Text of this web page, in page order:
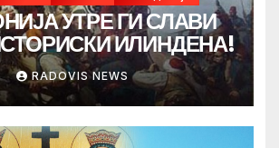
УТРЕ ГИ СЛАВИ
ИЛИНДЕНА!
RADOVIS NEWS